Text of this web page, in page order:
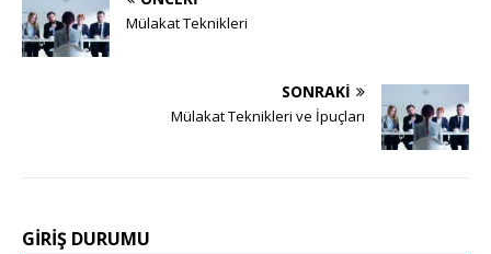
Mülakat Teknikleri
SONRAKI
Mülakat Teknikleri ve İpuçları
GIRIŞ DURUMU